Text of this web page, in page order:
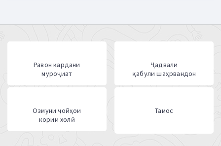
Равон кардани
муроҷиат
Ҷадвали
қабули шаҳрвандон
Озмуни ҷойҳои
кории холӣ
Тамос